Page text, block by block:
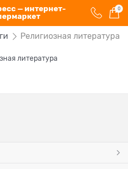
— интернет-
0
Религиозная литература
литература